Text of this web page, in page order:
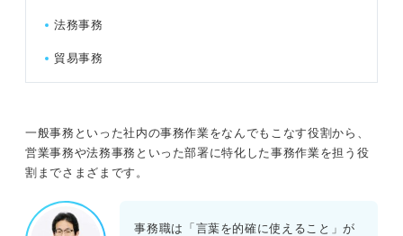
法務事務
貿易事務
一般事務といった社内の事務作業をなんでもこなす役割から、
営業事務や法務事務といった部署に特化した事務作業を担う役
割までさまざまです。
事務職は「言葉を的確に使えること」が